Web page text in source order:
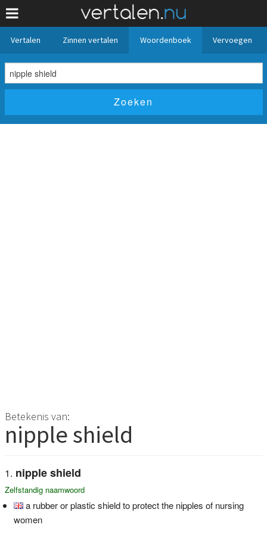
Vertalen Zinnen vertalen Woordenboek Vervoegen
Betekenis van:
nipple shield
nipple shield
Zelfstandig naamwoord
a rubber or plastic shield to protect the nipples of nursing
women